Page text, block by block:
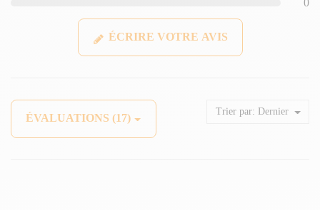
0
ÉCRIRE VOTRE AVIS
ÉVALUATIONS (17)
Trier par: Dernier